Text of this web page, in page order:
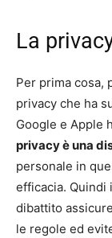
La
Per prima cosa,
privacy che ha
Google e Apple
privacy è una
personale in
efficacia. Quindi
dibattito
le regole ed